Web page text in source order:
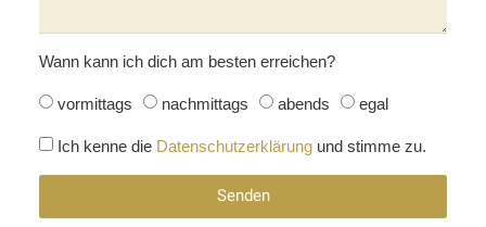
Wann kann ich dich am besten erreichen?
vormittags nachmittags abends egal
Ich kenne die Datenschutzerklärungund stimme zu.
Senden